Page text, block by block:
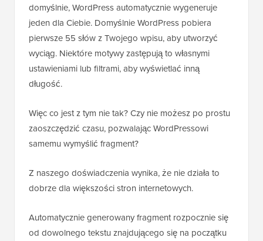
domyślnie, WordPress automatycznie wygeneruje
jeden dla Ciebie. Domyślnie WordPress pobiera
pierwsze 55 słów z Twojego wpisu, aby utworzyć
wyciąg. Niektóre motywy zastępują to własnymi
ustawieniami lub filtrami, aby wyświetlać inną
długość.
Więc co jest z tym nie tak? Czy nie możesz po prostu
zaoszczędzić czasu, pozwalając WordPressowi
samemu wymyślić fragment?
Z naszego doświadczenia wynika, że nie działa to
dobrze dla większości stron internetowych.
Automatycznie generowany fragment rozpocznie się
od dowolnego tekstu znajdującego się na początku